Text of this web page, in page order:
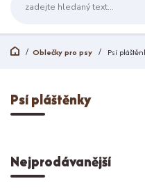
Oblečky pro psy Psí
Psí pláštěnky
Nejprodávanější